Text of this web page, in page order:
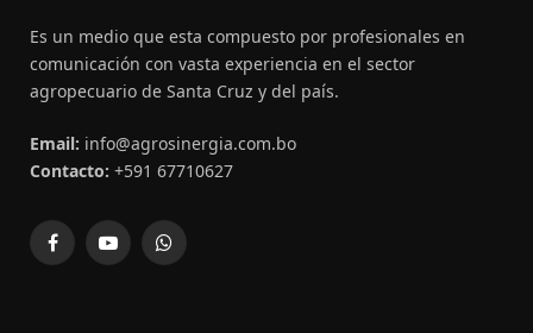
Es un medio que esta compuesto por profesionales en
comunicación con vasta experiencia en el sector
agropecuario de Santa Cruz y del país.
Email: info@agrosinergia.com.bo
Contacto: +591 67710627
FacebookYouTubeWhatsApp